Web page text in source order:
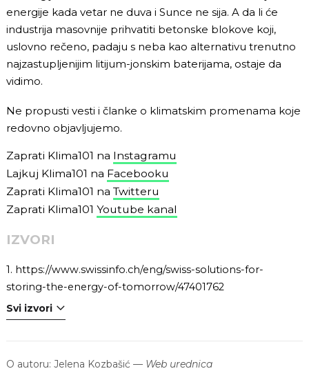
energije kada vetar ne duva i Sunce ne sija. A da li će
industrija masovnije prihvatiti betonske blokove koji,
uslovno rečeno, padaju s neba kao alternativu trenutno
najzastupljenijim litijum-jonskim baterijama, ostaje da
vidimo.
Ne propusti vesti i članke o klimatskim promenama koje
redovno objavljujemo.
Zaprati Klima101 na Instagramu
Lajkuj Klima101 na Facebooku
Zaprati Klima101 na Twitteru
Zaprati Klima101 Youtube kanal
IZVORI
1. https://www.swissinfo.ch/eng/swiss-solutions-for-
storing-the-energy-of-tomorrow/47401762
Svi izvori
O autoru: Jelena Kozbašić — Web urednica